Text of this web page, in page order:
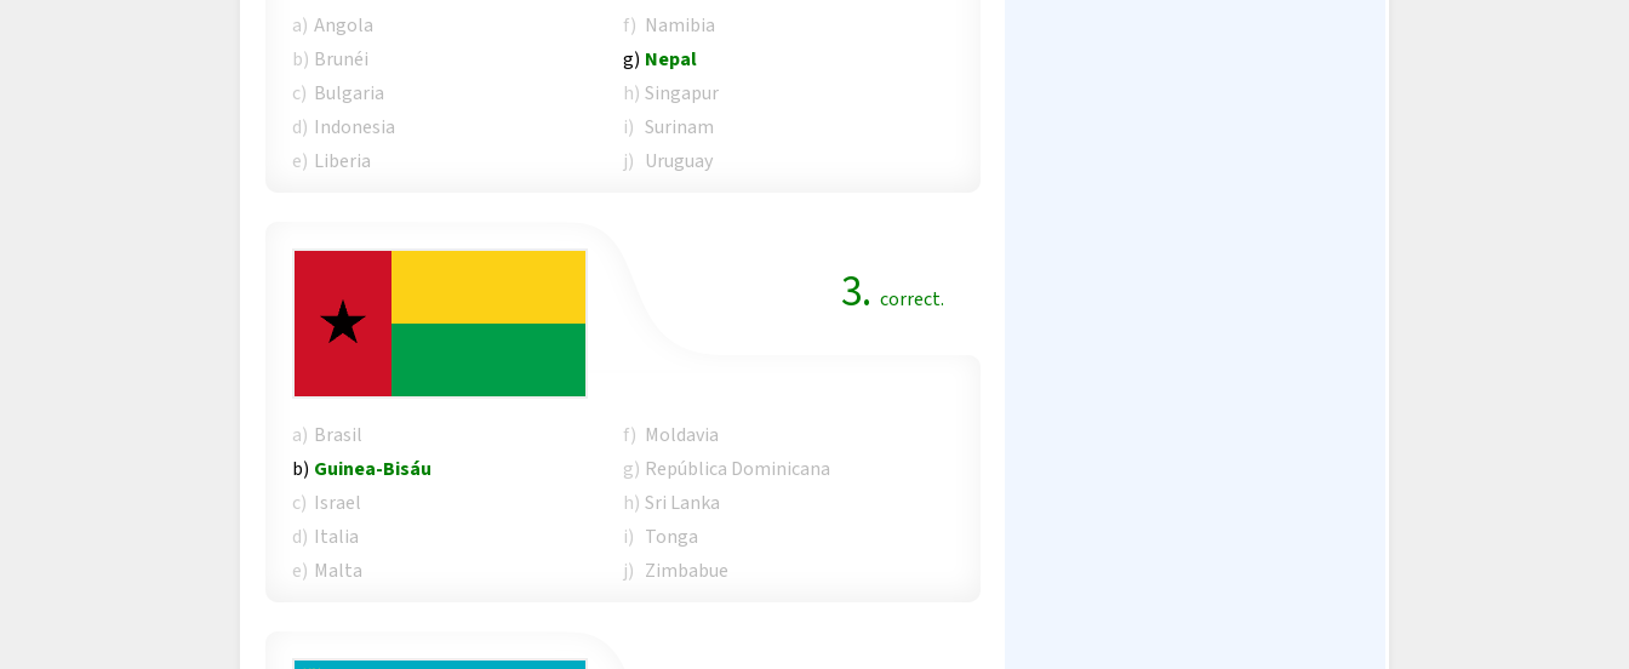
a) Angola
b) Brunéi
c) Bulgaria
d) Indonesia
e) Liberia
f) Namibia
g) Nepal
h) Singapur
i) Surinam
j) Uruguay
3. correct.
a) Brasil
b) Guinea-Bisáu
c) Israel
d) Italia
e) Malta
f) Moldavia
g) República Dominicana
h) Sri Lanka
i) Tonga
j) Zimbabue